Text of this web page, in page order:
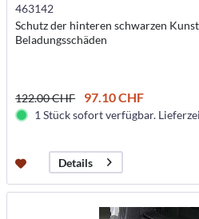
463142
Schutz der hinteren schwarzen
Beladungsschäden
122.00 CHF 97.10 CHF
1 Stück sofort verfügbar.
Details